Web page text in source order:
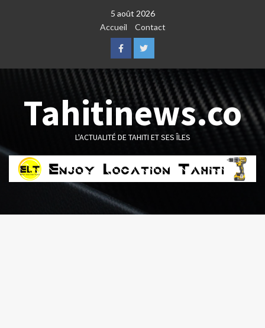
5 août 2026
Accueil
Contact
FacebookTwitter
Tahitinews.co
L'ACTUALITÉ DE TAHITI ET SES ÎLES